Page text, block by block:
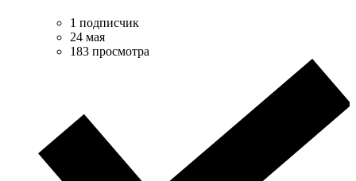
1 подписчик
24 мая
183 просмотра